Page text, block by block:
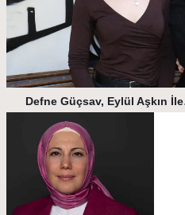
Defne Güçsav, Eylül Aşkın